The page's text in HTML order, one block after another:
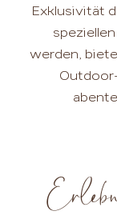
Exklusivität
werden,